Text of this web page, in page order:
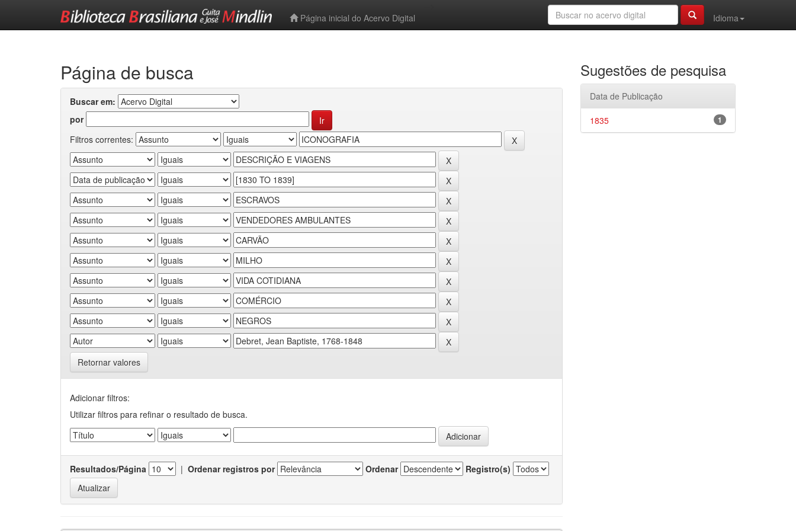
Página inicial do Acervo Digital
Idioma
Página de busca
Buscar em:
por
Filtros correntes:
Retornar valores
Adicionar filtros:
Utilizar filtros para refinar o resultado de busca.
Resultados/Página | Ordenar registros por Ordenar Registro(s)
Sugestões de pesquisa
Data de Publicação
1
1835